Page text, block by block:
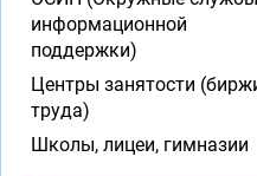
информационной
поддержки)
Центры занятости
труда)
Школы, лицеи, гимназии